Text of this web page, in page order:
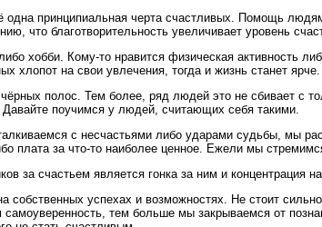
одна принципиальная черта счастливых. Помощь
что благотворительность увеличивает уровень
хобби. Кому-то нравится физическая активность
хлопот на свои увлечения, тогда и жизнь станет ярче.
полос. Тем более, ряд людей это не сбивает с
поучимся у людей, считающих себя такими.
с несчастьями либо ударами судьбы, мы
плата за что-то наиболее ценное. Ежели мы
за счастьем является гонка за ним и концентрация
собственных успехах и возможностях. Не стоит
тем больше мы закрываемся от